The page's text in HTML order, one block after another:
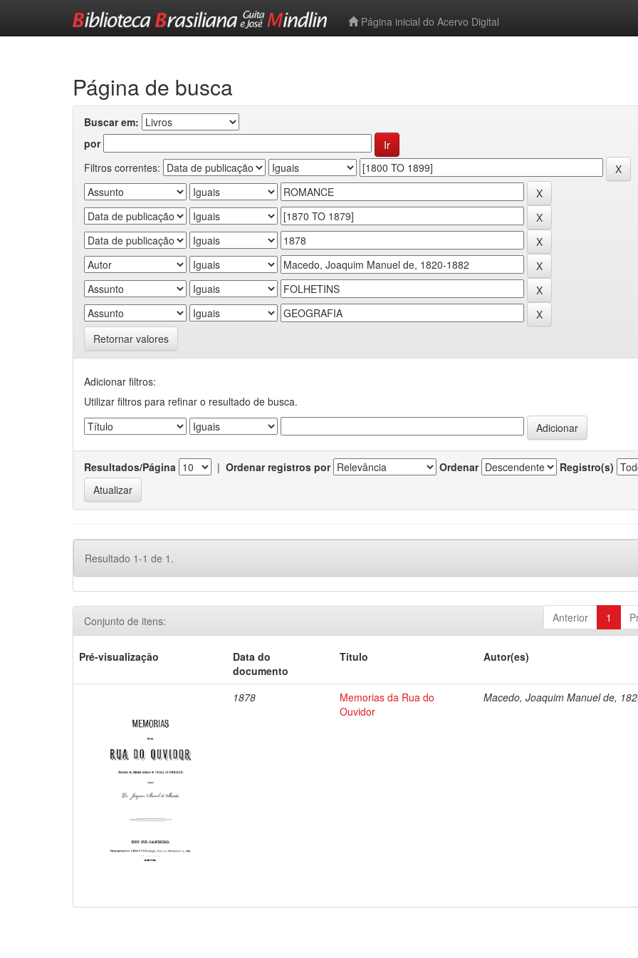
Página inicial do Acervo Digital
Página de busca
Buscar em:
por
Filtros correntes:
Retornar valores
Adicionar filtros:
Utilizar filtros para refinar o resultado de busca.
Resultados/Página | Ordenar registros por Ordenar Registro(s)
Resultado 1-1 de 1.
Anterior 1
Conjunto de itens:
Pré-visualização
Data do
documento
Título Autor(es)
1878
Memorias da Rua do
Ouvidor
Macedo, Joaquim Manuel de,